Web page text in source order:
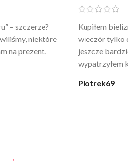
nie tylko
uczucie
już 3 raz i na
Po prostu
wygląda jak z
codziennie po